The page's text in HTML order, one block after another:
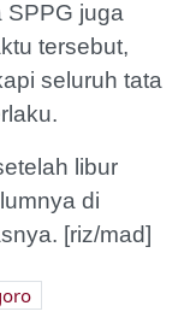
SPPG juga
tersebut,
seluruh tata
libur
di
[riz/mad]